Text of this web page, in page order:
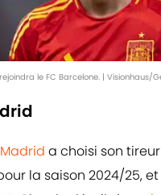
le FC Barcelone. | Visionhaus/
a choisi son
la saison 2024/25,